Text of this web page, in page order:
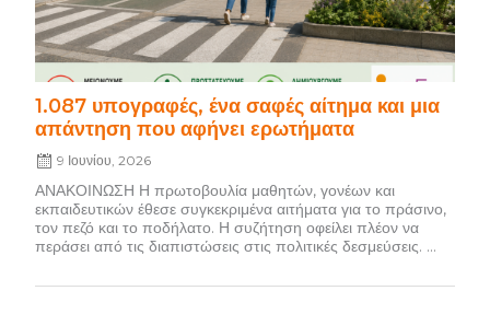
1.087 υπογραφές, ένα σαφές αίτημα και μια
απάντηση που αφήνει ερωτήματα
9 Ιουνίου, 2026
ΑΝΑΚΟΙΝΩΣΗ Η πρωτοβουλία μαθητών, γονέων και
εκπαιδευτικών έθεσε συγκεκριμένα αιτήματα για το πράσινο,
τον πεζό και το ποδήλατο. Η συζήτηση οφείλει πλέον να
περάσει από τις διαπιστώσεις στις πολιτικές δεσμεύσεις. ...